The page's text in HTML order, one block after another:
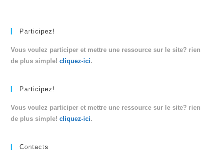
Participez!
Vous voulez participer et mettre une ressource sur le site? rien
de plus simple!cliquez-ici.
Participez!
Vous voulez participer et mettre une ressource sur le site? rien
de plus simple!cliquez-ici.
Contacts